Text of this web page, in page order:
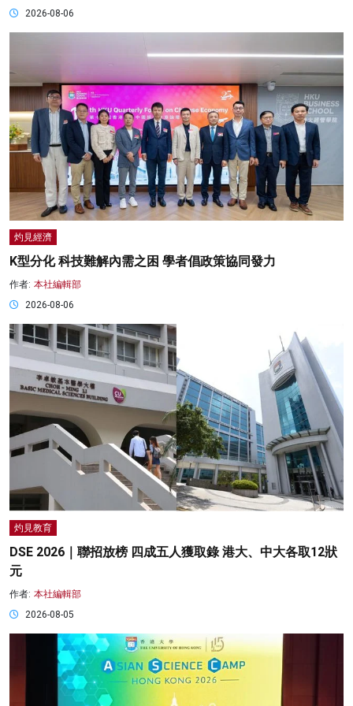
2026-08-06
灼見經濟
K型分化 科技難解內需之困 學者倡政策協同發力
作者: 本社編輯部
2026-08-06
灼見教育
DSE 2026｜聯招放榜 四成五人獲取錄 港大、中大各取12狀
元
作者: 本社編輯部
2026-08-05